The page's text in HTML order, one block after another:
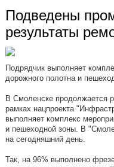
Подведены
результаты
Подрядчик выполняет
дорожного полотна и
В Смоленске продолжается
рамках нацпроекта
выполняет комплекс
и пешеходной зоны. В
на сегодняшний день.
Так, на 96% выполнено